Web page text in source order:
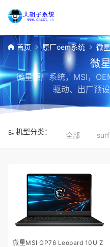
首页 原厂oem系统 微星
微
微星原厂系统，MSI，
驱动、出厂预
机型分类： 全部
微星MSI GP76 Leopard 10U Z